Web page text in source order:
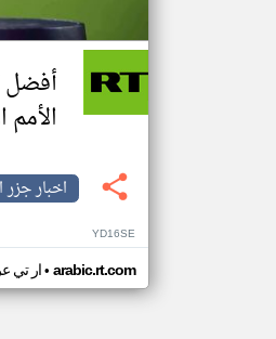
الأمم
اخبار جزر
YD16SE
ار تي• arabic.rt.com